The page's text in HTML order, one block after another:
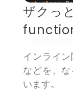
ザクっ
インライ
などを、
います。